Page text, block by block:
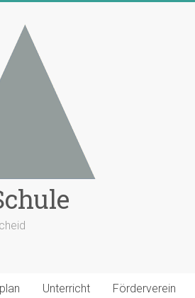
Unterricht Förderverein